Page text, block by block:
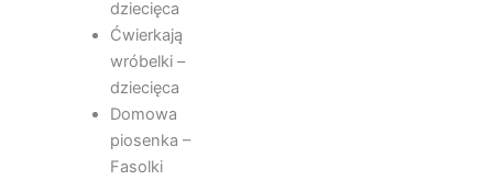
dziecięca
Ćwierkają
wróbelki –
dziecięca
Domowa
piosenka –
Fasolki